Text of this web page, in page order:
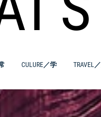
CULURE／学 TRAVEL